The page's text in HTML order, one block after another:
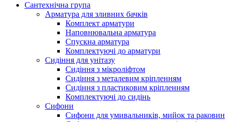
Сантехнічна група
Арматура для зливних бачків
Комплект арматури
Наповнювальна арматура
Спускна арматура
Комплектуючі до арматури
Сидіння для унітазу
Сидіння з мікроліфтом
Сидіння з металевим кріпленням
Сидіння з пластиковим кріпленням
Комплектуючі до сидінь
Сифони
Сифони для умивальників, мийок та раковин